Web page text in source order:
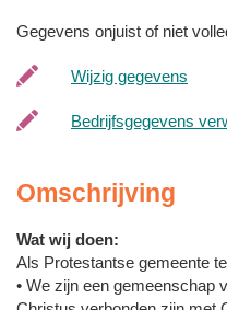
Gegevens onjuist of niet
Wijzig gegevens
Bedrijfsgegevens
Omschrijving
Wat wij doen:
Als Protestantse gemeente
• We zijn een gemeenschap